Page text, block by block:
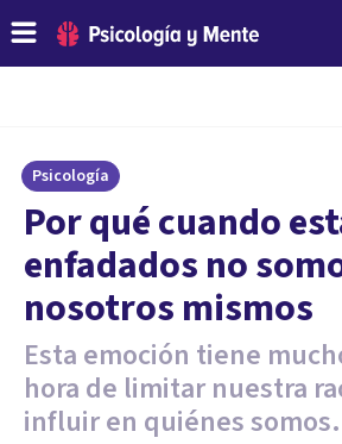
Psicología
​Por qué cuando
enfadados no
nosotros mismos
Esta emoción tiene
hora de limitar nuestra
influir en quiénes somos.